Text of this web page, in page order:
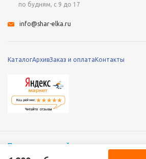
КаталогАрхивЗаказ и оплатаКонтакты
по будням, с 9 до 17
info@shar-elka.ru
Полная версия сайта